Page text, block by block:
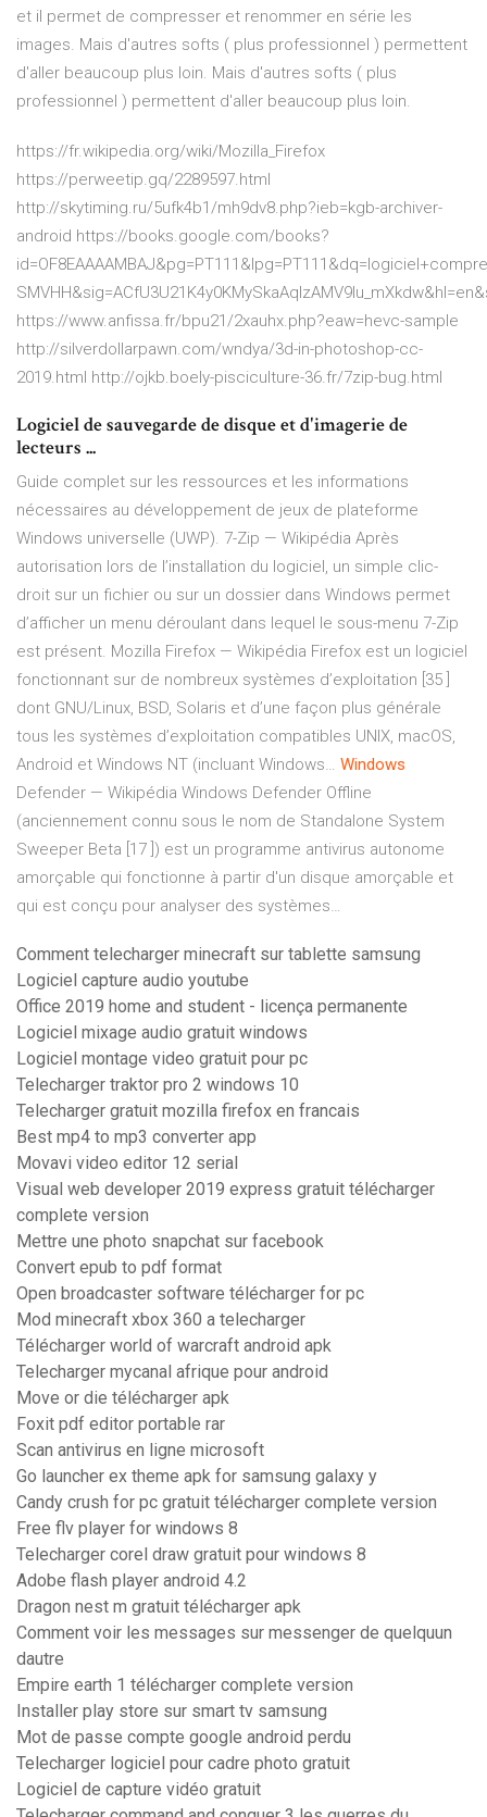
et il permet de compresser et renommer en série les
images. Mais d'autres softs ( plus professionnel ) permettent
d'aller beaucoup plus loin. Mais d'autres softs ( plus
professionnel ) permettent d'aller beaucoup plus loin.
https://fr.wikipedia.org/wiki/Mozilla_Firefox
https://perweetip.gq/2289597.html
http://skytiming.ru/5ufk4b1/mh9dv8.php?ieb=kgb-archiver-
android https://books.google.com/books?
https://www.anfissa.fr/bpu21/2xauhx.php?eaw=hevc-sample
http://silverdollarpawn.com/wndya/3d-in-photoshop-cc-
2019.html http://ojkb.boely-pisciculture-36.fr/7zip-bug.html
Logiciel de sauvegarde de disque et d'imagerie de
lecteurs ...
Guide complet sur les ressources et les informations
nécessaires au développement de jeux de plateforme
Windows universelle (UWP). 7-Zip — Wikipédia Après
autorisation lors de l’installation du logiciel, un simple clic-
droit sur un fichier ou sur un dossier dans Windows permet
d’afficher un menu déroulant dans lequel le sous-menu 7-Zip
est présent. Mozilla Firefox — Wikipédia Firefox est un logiciel
fonctionnant sur de nombreux systèmes d’exploitation [35 ]
dont GNU/Linux, BSD, Solaris et d’une façon plus générale
tous les systèmes d’exploitation compatibles UNIX, macOS,
Android et Windows NT (incluant Windows… Windows
Defender — Wikipédia Windows Defender Offline
(anciennement connu sous le nom de Standalone System
Sweeper Beta [17 ]) est un programme antivirus autonome
amorçable qui fonctionne à partir d'un disque amorçable et
qui est conçu pour analyser des systèmes…
Comment telecharger minecraft sur tablette samsung
Logiciel capture audio youtube
Office 2019 home and student - licença permanente
Logiciel mixage audio gratuit windows
Logiciel montage video gratuit pour pc
Telecharger traktor pro 2 windows 10
Telecharger gratuit mozilla firefox en francais
Best mp4 to mp3 converter app
Movavi video editor 12 serial
Visual web developer 2019 express gratuit télécharger
complete version
Mettre une photo snapchat sur facebook
Convert epub to pdf format
Open broadcaster software télécharger for pc
Mod minecraft xbox 360 a telecharger
Télécharger world of warcraft android apk
Telecharger mycanal afrique pour android
Move or die télécharger apk
Foxit pdf editor portable rar
Scan antivirus en ligne microsoft
Go launcher ex theme apk for samsung galaxy y
Candy crush for pc gratuit télécharger complete version
Free flv player for windows 8
Telecharger corel draw gratuit pour windows 8
Adobe flash player android 4.2
Dragon nest m gratuit télécharger apk
Comment voir les messages sur messenger de quelquun
dautre
Empire earth 1 télécharger complete version
Installer play store sur smart tv samsung
Mot de passe compte google android perdu
Telecharger logiciel pour cadre photo gratuit
Logiciel de capture vidéo gratuit